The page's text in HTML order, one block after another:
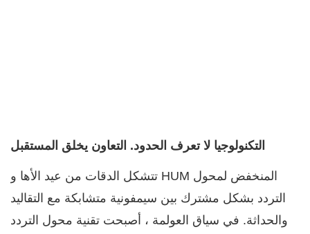
التكنولوجيا لا تعرف الحدود. التعاون يخلق المستقبل
تتشكل الدقات من عيد الأها و HUM المنخفض لمحول
التردد بشكل مشترك بين سيمفونية متشابكة مع التقاليد
والحداثة. في سياق العولمة ، أصبحت تقنية محول التردد